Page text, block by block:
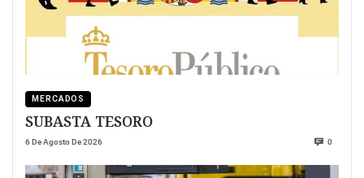
MERCADOS
SUBASTA TESORO
6 De Agosto De 2026 0